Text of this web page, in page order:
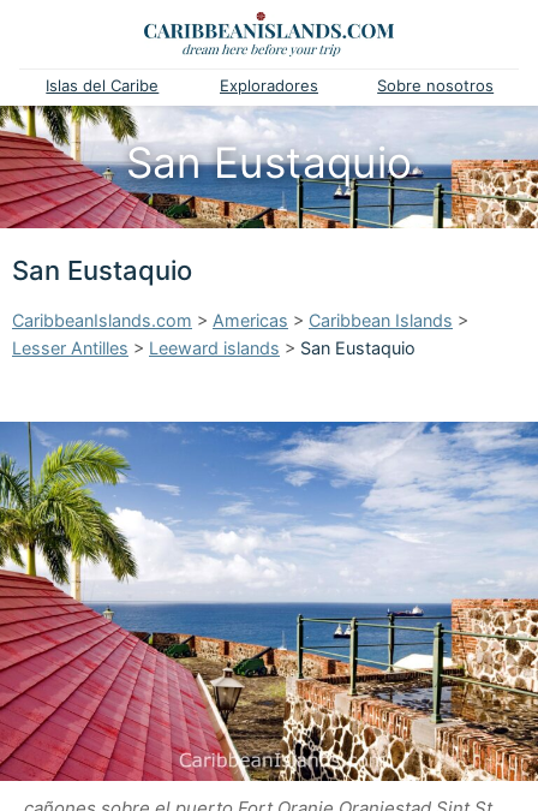
Islas del Caribe Exploradores Sobre nosotros
San Eustaquio
San Eustaquio
CaribbeanIslands.com > Americas > Caribbean Islands >
Lesser Antilles > Leeward islands > San Eustaquio